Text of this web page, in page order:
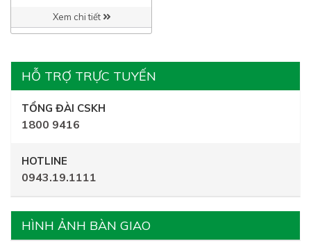
Xem chi tiết
HỖ TRỢ TRỰC TUYẾN
TỔNG ĐÀI CSKH
1800 9416
HOTLINE
0943.19.1111
HÌNH ẢNH BÀN GIAO